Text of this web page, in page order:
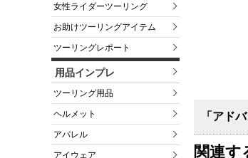
女性ライダーツーリング
お助けツーリングアイテム
ツーリングレポート
用品インプレ
ツーリング用品
ヘルメット
アパレル
アイウェア
「アド
関連す